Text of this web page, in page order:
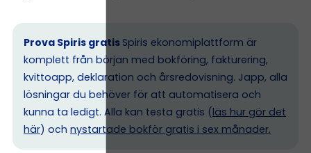
Prova Spiris gratis Spiris ekonomiplattform är
komplett från början med bokföring, fakturering,
kvittoapp, deklaration och årsredovisning. Japp, alla
lösningar du behöver för att automatisera och
kunna ta ledigt. Alla kan testa gratis (läs hur gör det
här) och nystartade bokför gratis i sex månader.